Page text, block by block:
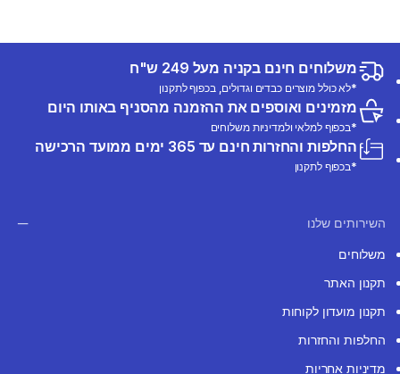
משלוחים חינם בקניה מעל 249 ש"ח
*לא כולל מוצרים כבדים וגדולים, בכפוף לתקנון
מזמינים ואוספים את ההזמנה מהסניף באותו היום
*בכפוף למלאי ולמדיניות משלוחים
החלפות והחזרות חינם עד 365 ימים ממועד הרכישה
*בכפוף לתקנון
השירותים שלנו
משלוחים
תקנון האתר
תקנון מועדון לקוחות
החלפות והחזרות
מדיניות אחריות